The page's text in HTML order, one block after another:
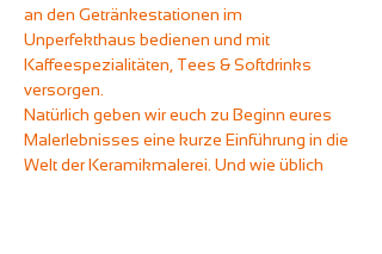
an den Getränkestationen im
Unperfekthaus bedienen und mit
Kaffeespezialitäten, Tees & Softdrinks
versorgen.
Natürlich geben wir euch zu Beginn eures
Malerlebnisses eine kurze Einführung in die
Welt der Keramikmalerei. Und wie üblich